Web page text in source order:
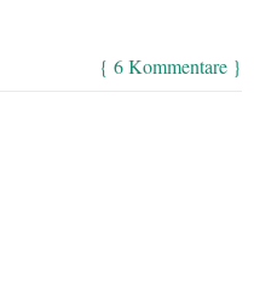
{ 6 Kommentare }